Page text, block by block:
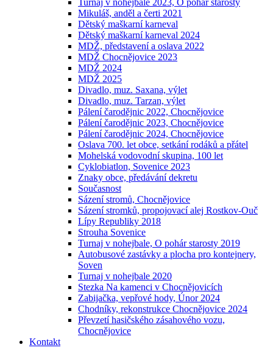
Mikuláš, anděl a čerti 2021
Dětský maškarní karneval
Dětský maškarní karneval 2024
MDŽ, představení a oslava 2022
MDŽ Chocnějovice 2023
MDŽ 2024
MDŽ 2025
Divadlo, muz. Saxana, výlet
Divadlo, muz. Tarzan, výlet
Pálení čarodějnic 2022, Chocnějovice
Pálení čarodějnic 2023, Chocnějovice
Pálení čarodějnic 2024, Chocnějovice
Oslava 700. let obce, setkání rodáků a přátel
Mohelská vodovodní skupina, 100 let
Cyklobiatlon, Sovenice 2023
Znaky obce, předávání dekretu
Současnost
Sázení stromů, Chocnějovice
Sázení stromků, propojovací alej Rostkov-Ouč
Lípy Republiky 2018
Strouha Sovenice
Turnaj v nohejbale, O pohár starosty 2019
Autobusové zastávky a plocha pro kontejnery,
Soven
Turnaj v nohejbale 2020
Stezka Na kamenci v Chocnějovicích
Zabijačka, vepřové hody, Únor 2024
Chodníky, rekonstrukce Chocnějovice 2024
Převzetí hasičského zásahového vozu,
Chocnějovice
Kontakt